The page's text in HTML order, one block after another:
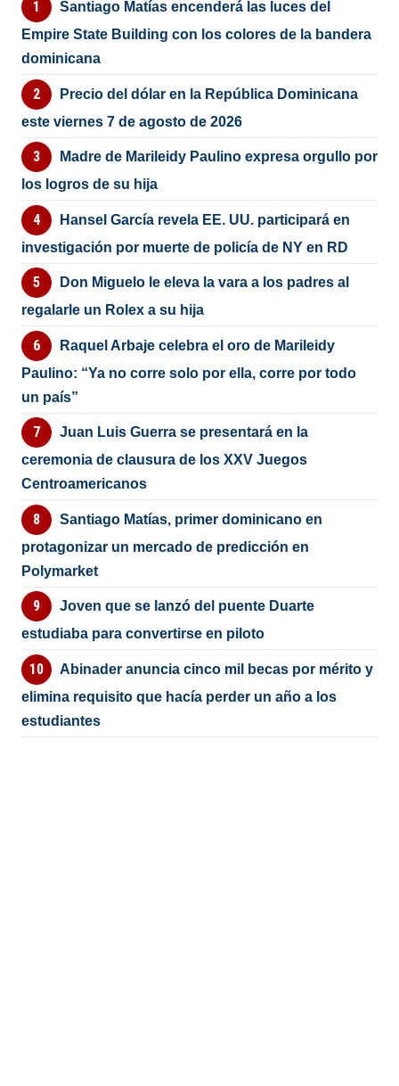
Santiago Matías encenderá las luces del
Empire State Building con los colores de la bandera
dominicana
Precio del dólar en la República Dominicana
este viernes 7 de agosto de 2026
Madre de Marileidy Paulino expresa orgullo por
los logros de su hija
Hansel García revela EE. UU. participará en
investigación por muerte de policía de NY en RD
Don Miguelo le eleva la vara a los padres al
regalarle un Rolex a su hija
Raquel Arbaje celebra el oro de Marileidy
Paulino: “Ya no corre solo por ella, corre por todo
un país”
Juan Luis Guerra se presentará en la
ceremonia de clausura de los XXV Juegos
Centroamericanos
Santiago Matías, primer dominicano en
protagonizar un mercado de predicción en
Polymarket
Joven que se lanzó del puente Duarte
estudiaba para convertirse en piloto
Abinader anuncia cinco mil becas por mérito y
elimina requisito que hacía perder un año a los
estudiantes